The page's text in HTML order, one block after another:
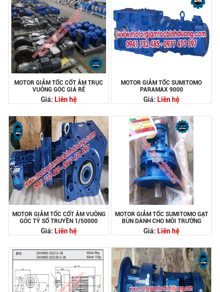
MOTOR GIẢM TỐC CỐT ÂM TRỤC
VUÔNG GÓC GIÁ RẺ
Giá: Liên hệ
MOTOR GIẢM TỐC SUMITOMO
PARAMAX 9000
Giá: Liên hệ
MOTOR GIẢM TỐC CỐT ÂM VUÔNG
GÓC TỶ SỐ TRUYỀN 1/50000
Giá: Liên hệ
MOTOR GIẢM TỐC SUMITOMO GẠT
BÙN DÀNH CHO MÔI TRƯỜNG
Giá: Liên hệ